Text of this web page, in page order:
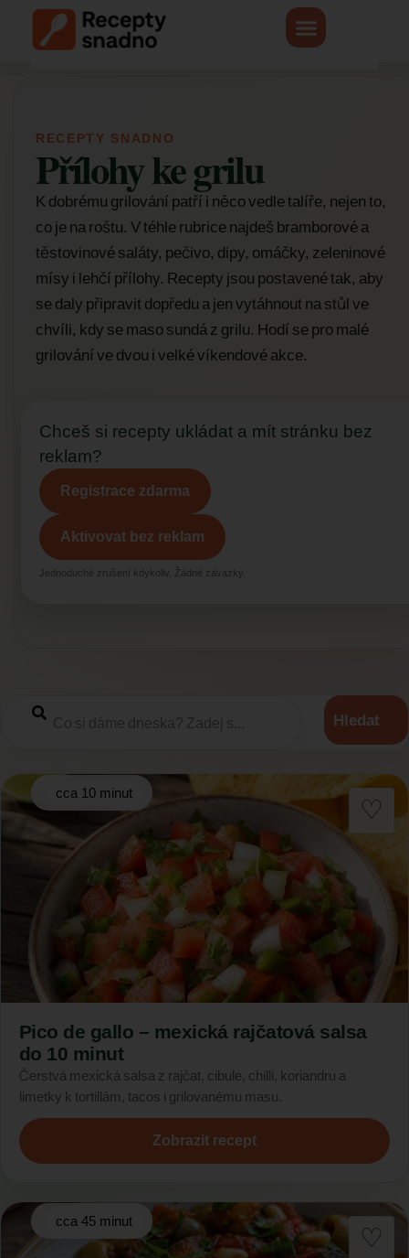
RECEPTY SNADNO
Přílohy ke grilu
K dobrému grilování patří i něco vedle talíře, nejen to,
co je na roštu. V téhle rubrice najdeš bramborové a
těstovinové saláty, pečivo, dipy, omáčky, zeleninové
mísy i lehčí přílohy. Recepty jsou postavené tak, aby
se daly připravit dopředu a jen vytáhnout na stůl ve
chvíli, kdy se maso sundá z grilu. Hodí se pro malé
grilování ve dvou i velké víkendové akce.
Chceš si recepty ukládat a mít stránku bez
reklam?
Registrace zdarma
Aktivovat bez reklam
Jednoduché zrušení kdykoliv. Žádné závazky.
Hledat
cca 10 minut
Pico de gallo – mexická rajčatová salsa
do 10 minut
Čerstvá mexická salsa z rajčat, cibule, chilli, koriandru a
limetky k tortillám, tacos i grilovanému masu.
Zobrazit recept
cca 45 minut